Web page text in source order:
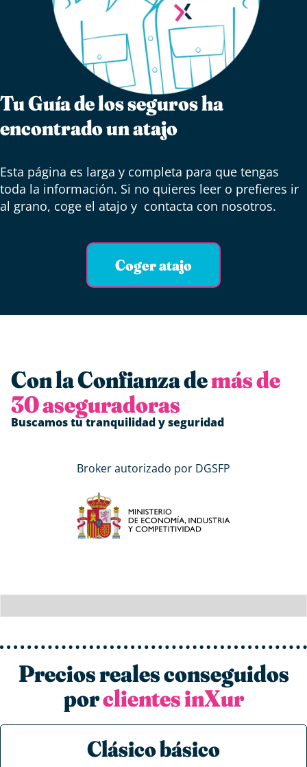
Tu Guía de los seguros ha
encontrado un atajo
Esta página es larga y completa para que tengas
toda la información. Si no quieres leer o prefieres ir
al grano, coge el atajo y contacta con nosotros.
Coger atajo
Con la Confianza demás de
30 aseguradoras
Buscamos tu tranquilidad y seguridad
Broker autorizado por DGSFP
Precios reales conseguidos
porclientes inXur
Clásico básico